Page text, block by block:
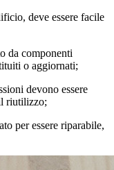
deve essere facile
da componenti
o aggiornati;
devono essere
riutilizzo;
per essere riparabile,